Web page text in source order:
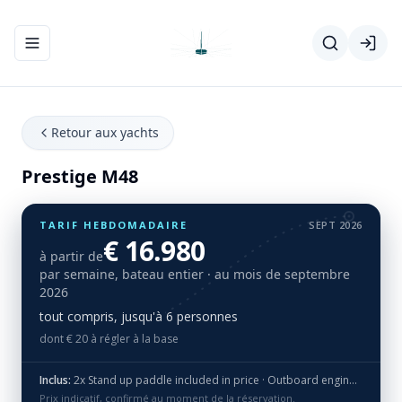
Ouvrir/fermer le menu de navigation
Retour aux yachts
Prestige M48
TARIF HEBDOMADAIRE SEPT 2026
à partir de€ 16.980
par semaine, bateau entier · au mois de septembre
2026
tout compris, jusqu'à 6 personnes
dont € 20 à régler à la base
Inclus: 2x Stand up paddle included in price · Outboard engine free of charge · Skipper included in price (meals not included)
Prix indicatif, confirmé au moment de la réservation.